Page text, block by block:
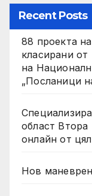
Recent Posts
88 проекта
класирани
на
„Посланици
област
онлайн от
Нов